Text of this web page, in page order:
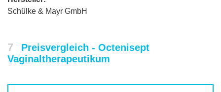
Schülke & Mayr GmbH
7
Preisvergleich - Octenisept
Vaginaltherapeutikum